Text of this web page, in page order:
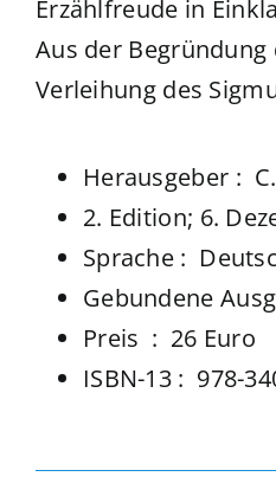
Erzählfreude in
Aus der Begründung
Verleihung des
Herausgeber ‏: ‎
2. Edition; 6.
Sprache ‏: ‎
Preis : ‎ 26 Euro
ISBN-13‏ : ‎ 978-